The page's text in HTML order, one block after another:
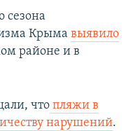
сезона
Крыма выявило
районе и в
что пляжи в
нарушений.